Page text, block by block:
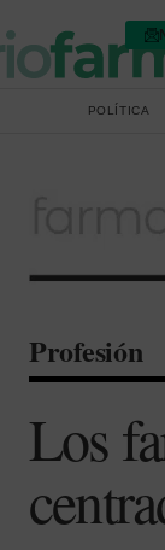
POLÍTICA
Profesión
Los